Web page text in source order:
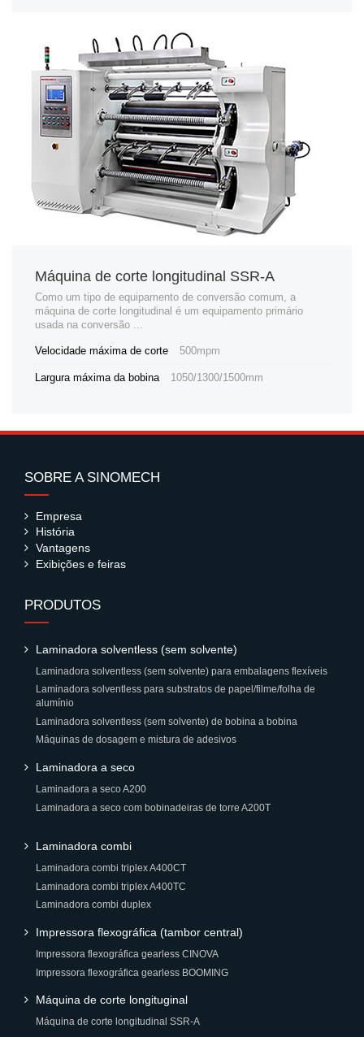
Máquina de corte longitudinal SSR-A
Como um tipo de equipamento de conversão comum, a
máquina de corte longitudinal é um equipamento primário
usada na conversão ...
Velocidade máxima de corte 500mpm
Largura máxima da bobina 1050/1300/1500mm
SOBRE A SINOMECH
Empresa
História
Vantagens
Exibições e feiras
PRODUTOS
Laminadora solventless (sem solvente)
Laminadora solventless (sem solvente) para embalagens flexíveis
Laminadora solventless para substratos de papel/filme/folha de
alumínio
Laminadora solventless (sem solvente) de bobina a bobina
Máquinas de dosagem e mistura de adesivos
Laminadora a seco
Laminadora a seco A200
Laminadora a seco com bobinadeiras de torre A200T
Laminadora combi
Laminadora combi triplex A400CT
Laminadora combi triplex A400TC
Laminadora combi duplex
Impressora flexográfica (tambor central)
Impressora flexográfica gearless CINOVA
Impressora flexográfica gearless BOOMING
Máquina de corte longituginal
Máquina de corte longitudinal SSR-A